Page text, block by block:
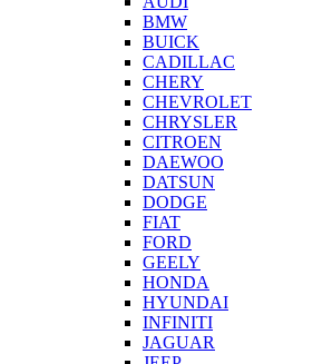
BMW
BUICK
CADILLAC
CHERY
CHEVROLET
CHRYSLER
CITROEN
DAEWOO
DATSUN
DODGE
FIAT
FORD
GEELY
HONDA
HYUNDAI
INFINITI
JAGUAR